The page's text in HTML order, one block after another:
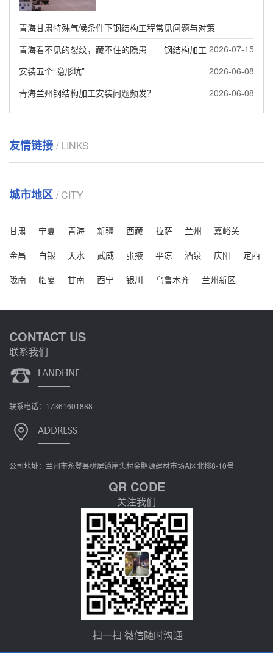
青海甘肃特殊气候条件下钢结构工程常见问题与对策
2026-07-15
青海看不见的裂纹，藏不住的隐患——钢结构加工
安装五个“隐形坑”
2026-06-08
青海兰州钢结构加工安装问题频发？
2026-06-08
友情链接 / LINKS
城市地区 / CITY
甘肃 宁夏 青海 新疆 西藏 拉萨 兰州
嘉峪关
金昌
白银 天水 武威 张掖 平凉 酒泉 庆阳
定西
陇南
临夏 甘南 西宁 银川 乌鲁木齐 兰州新区
CONTACT US
联系我们
联系电话：17361601888
公司地址：兰州市永登县树屏镇崖头村金鹏源建材市场A区北排8-10号
QR CODE
关注我们
扫一扫 微信随时沟通